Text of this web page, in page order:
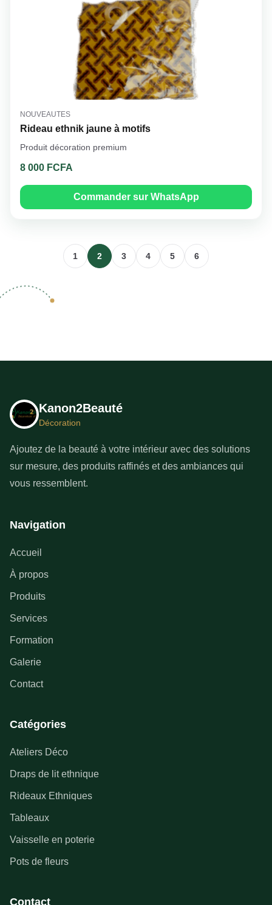
NOUVEAUTES
Rideau ethnik jaune à motifs
Produit décoration premium
8 000 FCFA
Commander sur WhatsApp
1 2 3 4 5 6
Kanon2Beauté
Décoration
Ajoutez de la beauté à votre intérieur avec des solutions
sur mesure, des produits raffinés et des ambiances qui
vous ressemblent.
Navigation
Accueil
À propos
Produits
Services
Formation
Galerie
Contact
Catégories
Ateliers Déco
Draps de lit ethnique
Rideaux Ethniques
Tableaux
Vaisselle en poterie
Pots de fleurs
Contact